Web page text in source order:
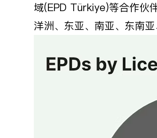
域(EPD Türkiye)等合作伙
洋洲、东亚、南亚、东南